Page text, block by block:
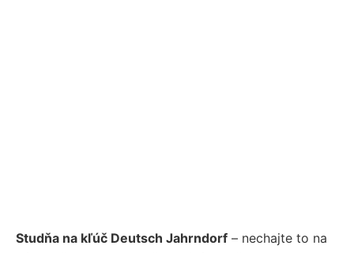
Studňa na kľúč Deutsch Jahrndorf – nechajte to na